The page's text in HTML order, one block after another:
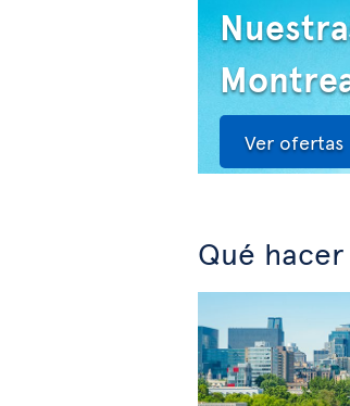
Ver ofertas
Qué